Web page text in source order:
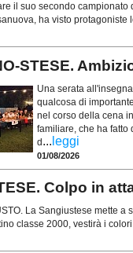
il suo secondo
ha visto protagoniste
STESE.
Una serata
qualcosa di
nel corso della cena
familiare, che ha fatto
d... leggi
01/08/2026
Colpo in
La Sangiustese mette
classe 2000, vestirà i